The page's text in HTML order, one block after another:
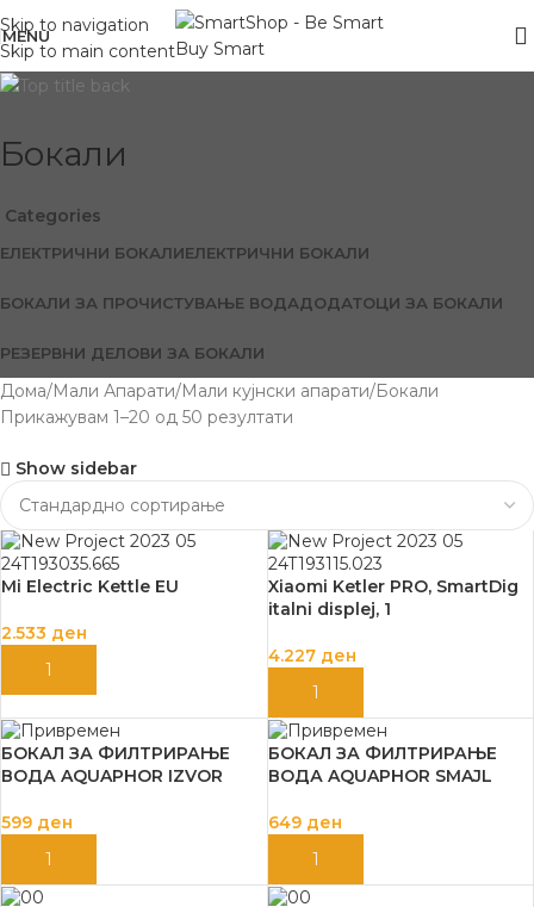
Skip to navigation
Skip to main content
MENU
Бокали
Categories
ЕЛЕКТРИЧНИ БОКАЛИЕЛЕКТРИЧНИ БОКАЛИ
БОКАЛИ ЗА ПРОЧИСТУВАЊЕ ВОДАДОДАТОЦИ ЗА БОКАЛИ
РЕЗЕРВНИ ДЕЛОВИ ЗА БОКАЛИ
Дома Мали Апарати Мали кујнски апарати Бокали
Прикажувам 1–20 од 50 резултати
Show sidebar
Mi Electric Kettle EU
2.533 ден
ДОДАЈ ВО КОШНИЦА
Xiaomi Ketler PRO, SmartDig
italni displej, 1
4.227 ден
ДОДАЈ ВО КОШНИЦА
БОКАЛ ЗА ФИЛТРИРАЊЕ
ВОДА AQUAPHOR IZVOR
599 ден
ДОДАЈ ВО КОШНИЦА
БОКАЛ ЗА ФИЛТРИРАЊЕ
ВОДА AQUAPHOR SMAJL
649 ден
ДОДАЈ ВО КОШНИЦА